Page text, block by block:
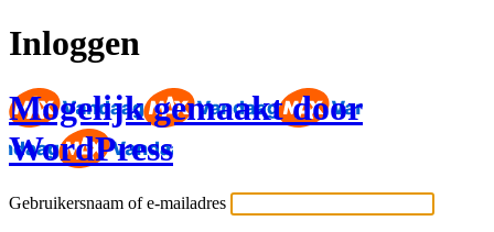
Inloggen
Mogelijk gemaakt door
WordPress
Gebruikersnaam of e-mailadres